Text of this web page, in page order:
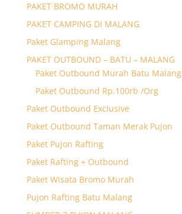
PAKET BROMO MURAH
PAKET CAMPING DI MALANG
Paket Glamping Malang
PAKET OUTBOUND – BATU – MALANG
Paket Outbound Murah Batu Malang
Paket Outbound Rp.100rb /Org
Paket Outbound Exclusive
Paket Outbound Taman Merak Pujon
Paket Pujon Rafting
Paket Rafting + Outbound
Paket Wisata Bromo Murah
Pujon Rafting Batu Malang